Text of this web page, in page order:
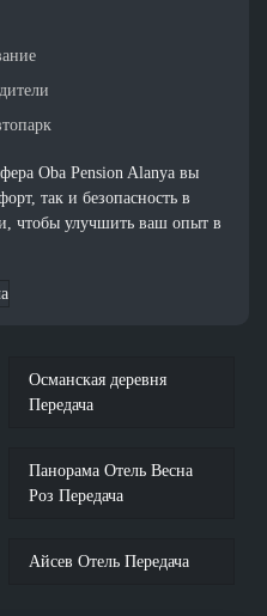
Oba Pension Alanya вы
так и безопасность в
чтобы улучшить ваш опыт в
Османская деревня
Передача
Панорама Отель Весна
Роз Передача
Айсев Отель Передача